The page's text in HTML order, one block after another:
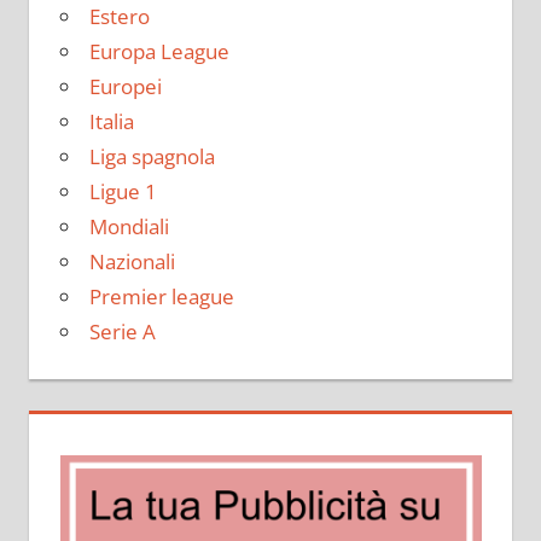
Estero
Europa League
Europei
Italia
Liga spagnola
Ligue 1
Mondiali
Nazionali
Premier league
Serie A